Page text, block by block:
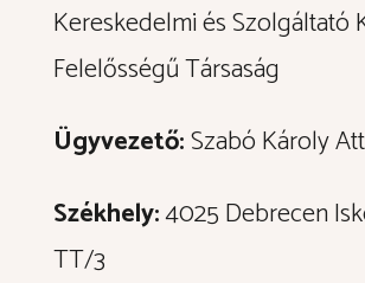
Kereskedelmi és Szolgáltató
Felelősségű Társaság
Ügyvezető:Szabó Károly
Székhely:4025 Debrecen
TT/3